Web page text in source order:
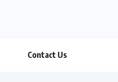
Contact Us